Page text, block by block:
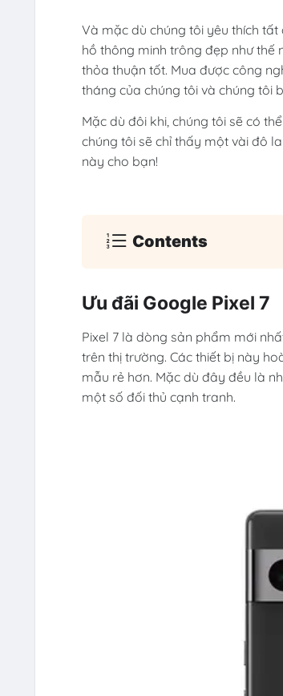
Và mặc dù chúng tôi yêu thích
hồ thông minh trông đẹp như thế
thỏa thuận tốt. Mua được công
tháng của chúng tôi và chúng tôi
Mặc dù đôi khi, chúng tôi sẽ có
chúng tôi sẽ chỉ thấy một vài đô
này cho bạn!
Contents
Ưu đãi Google Pixel 7
Pixel 7 là dòng sản phẩm mới
trên thị trường. Các thiết bị này
mẫu rẻ hơn. Mặc dù đây đều là
một số đối thủ cạnh tranh.